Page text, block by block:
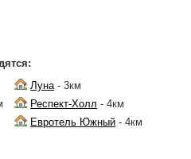
Луна - 3км
Респект-Холл - 4км
Евротель Южный - 4км